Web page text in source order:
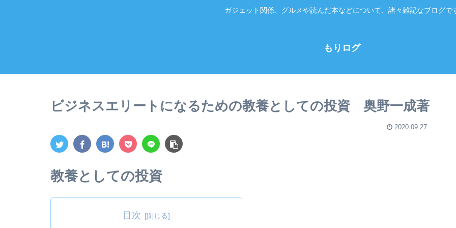
ガジェット関係、グルメや読んだ本などについて、諸々雑記なブログで
もりログ
ビジネスエリートになるための教養としての投資 奥野一成著
2020.09.27
教養としての投資
目次